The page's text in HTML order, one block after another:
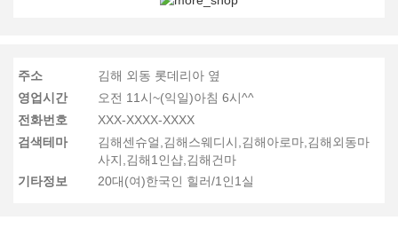
주소
김해 외동 롯데리아 옆
영업시간
오전 11시~(익일)아침 6시^^
전화번호
XXX-XXXX-XXXX
검색테마
김해센슈얼,김해스웨디시,김해아로마,김해외동마
사지,김해1인샵,김해건마
기타정보
20대(여)한국인 힐러/1인1실